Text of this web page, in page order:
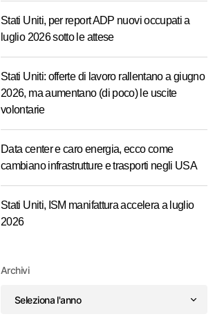
Stati Uniti, per report ADP nuovi occupati a
luglio 2026 sotto le attese
Stati Uniti: offerte di lavoro rallentano a giugno
2026, ma aumentano (di poco) le uscite
volontarie
Data center e caro energia, ecco come
cambiano infrastrutture e trasporti negli USA
Stati Uniti, ISM manifattura accelera a luglio
2026
Archivi